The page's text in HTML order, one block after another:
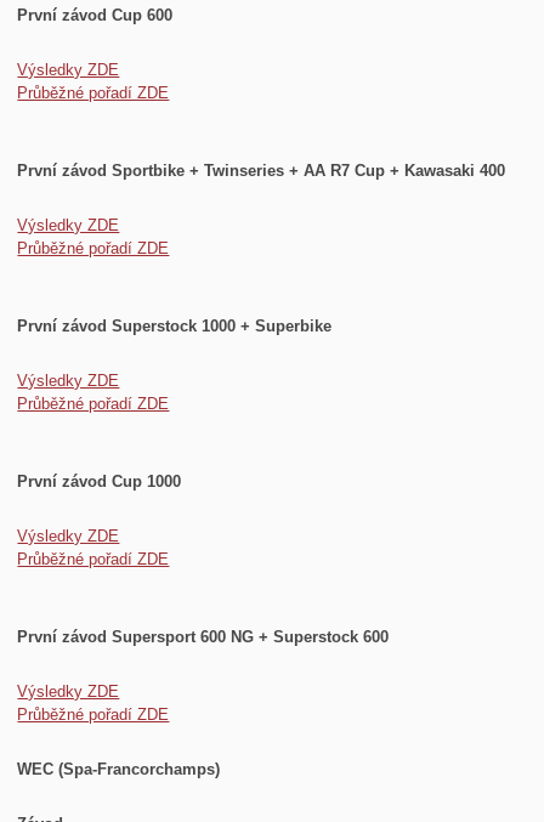
První závod Cup 600
Výsledky ZDE
Průběžné pořadí ZDE
První závod Sportbike + Twinseries + AA R7 Cup + Kawasaki 400
Výsledky ZDE
Průběžné pořadí ZDE
První závod Superstock 1000 + Superbike
Výsledky ZDE
Průběžné pořadí ZDE
První závod Cup 1000
Výsledky ZDE
Průběžné pořadí ZDE
První závod Supersport 600 NG + Superstock 600
Výsledky ZDE
Průběžné pořadí ZDE
WEC (Spa-Francorchamps)